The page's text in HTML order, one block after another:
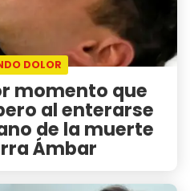
DOLOR
momento que
al enterarse
de la muerte
Ámbar